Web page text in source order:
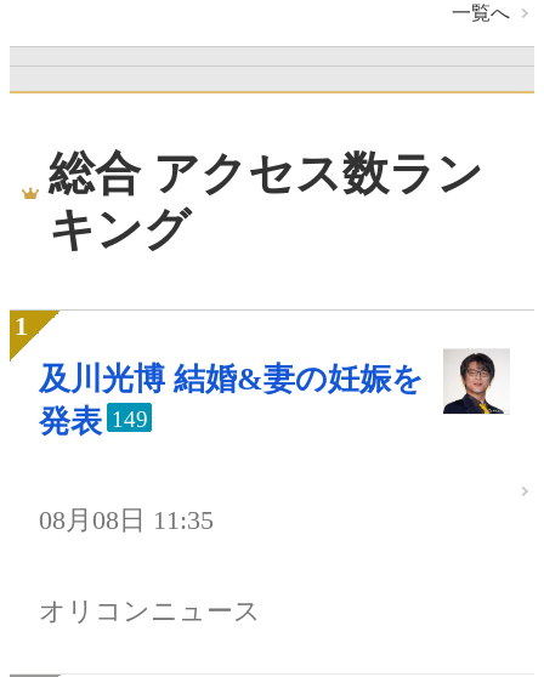
一覧へ
総合 アクセス数ラン
キング
及川光博 結婚&妻の妊娠を
発表 149
08月08日 11:35
オリコンニュース